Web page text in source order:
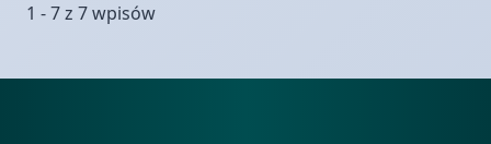
1 - 7 z 7 wpisów